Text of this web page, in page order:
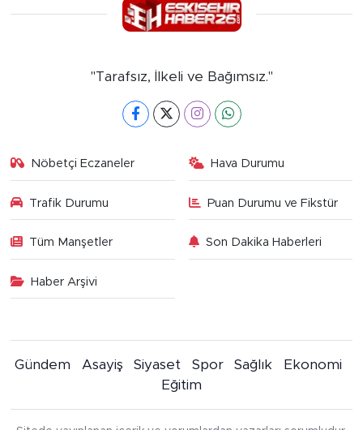
"Tarafsız, İlkeli ve Bağımsız."
Nöbetçi Eczaneler Hava Durumu
Trafik Durumu Puan Durumu ve Fikstür
Tüm Manşetler Son Dakika Haberleri
Haber Arşivi
Gündem Asayiş Siyaset Spor Sağlık
Ekonomi
Eğitim